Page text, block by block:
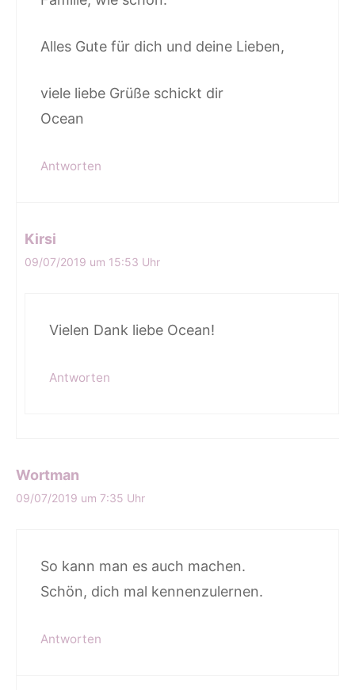
Alles Gute für dich und deine Lieben,
viele liebe Grüße schickt dir
Ocean
Antworten
Kirsi
09/07/2019 um 15:53 Uhr
Vielen Dank liebe Ocean!
Antworten
Wortman
09/07/2019 um 7:35 Uhr
So kann man es auch machen.
Schön, dich mal kennenzulernen.
Antworten